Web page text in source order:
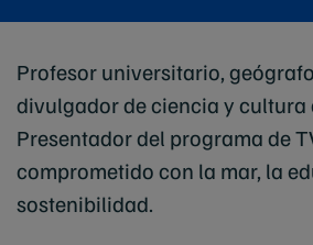
Profesor universitario,
divulgador de ciencia y cultura
Presentador del programa de
comprometido con la mar, la
sostenibilidad.